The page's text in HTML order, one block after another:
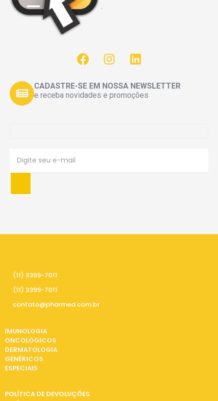
CADASTRE-SE EM NOSSA NEWSLETTER
e receba novidades e promoções
(11) 3399-7011
(11) 3399-7011
contato@pharmed.com.br
IMUNOLOGIA
ONCOLÓGICOS
DERMATOLOGIA
GENÉRICOS
ESPECIAIS
POLÍTICA DE DEVOLUÇÕES